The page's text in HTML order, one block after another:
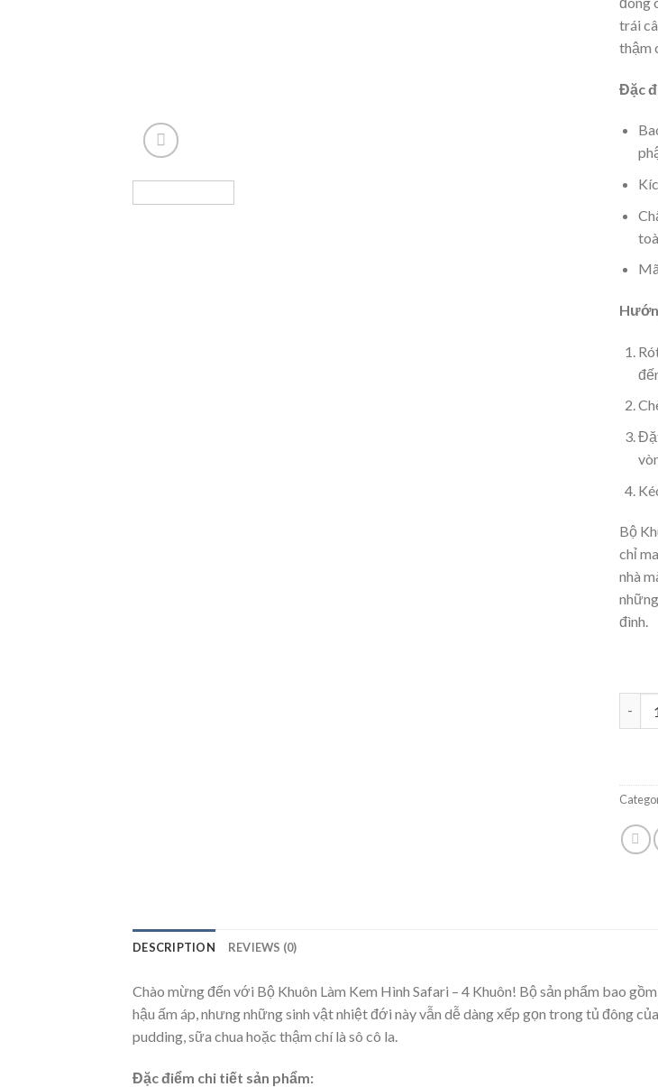
trái
thậm
Đặc
Bộ
chỉ
nhà
đình.
DESCRIPTION REVIEWS (0)
Chào mừng đến với Bộ Khuôn Làm Kem Hình Safari – 4 Khuôn! Bộ sản phẩm bao
hậu ấm áp, nhưng những sinh vật nhiệt đới này vẫn dễ dàng xếp gọn trong tủ đông
pudding, sữa chua hoặc thậm chí là sô cô la.
Đặc điểm chi tiết sản phẩm: